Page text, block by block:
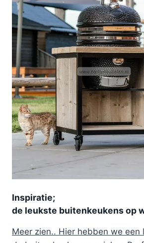
Inspiratie;
de leukste buitenkeukens op
Meer zien.. Hier hebben we een